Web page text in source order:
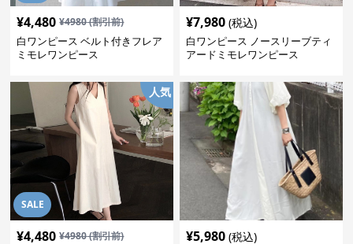
¥4,480 ¥4980(割引前)
白ワンピース ベルト付きフレア
ミモレワンピース
¥7,980 (税込)
白ワンピース ノースリーブティ
アードミモレワンピース
SALE
人気
¥4,480 ¥4980(割引前) ¥5,980 (税込)